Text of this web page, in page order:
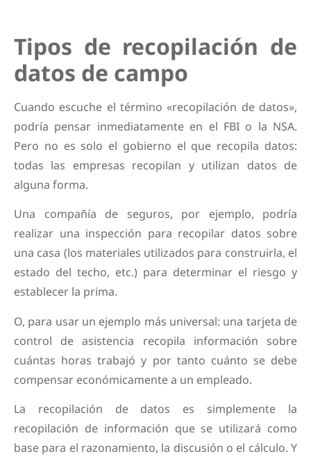
Tipos de recopilación de
datos de campo
Cuando escuche el término «recopilación de datos»,
podría pensar inmediatamente en el FBI o la NSA.
Pero no es solo el gobierno el que recopila datos:
todas las empresas recopilan y utilizan datos de
alguna forma.
Una compañía de seguros, por ejemplo, podría
realizar una inspección para recopilar datos sobre
una casa (los materiales utilizados para construirla, el
estado del techo, etc.) para determinar el riesgo y
establecer la prima.
O, para usar un ejemplo más universal: una tarjeta de
control de asistencia recopila información sobre
cuántas horas trabajó y por tanto cuánto se debe
compensar económicamente a un empleado.
La recopilación de datos es simplemente la
recopilación de información que se utilizará como
base para el razonamiento, la discusión o el cálculo. Y